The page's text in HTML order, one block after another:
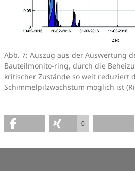
Abb. 7: Auszug aus der Auswertung
Bauteilmonito-ring, durch die
kritischer Zustände so weit reduziert
Schimmelpilzwachstum möglich ist
0